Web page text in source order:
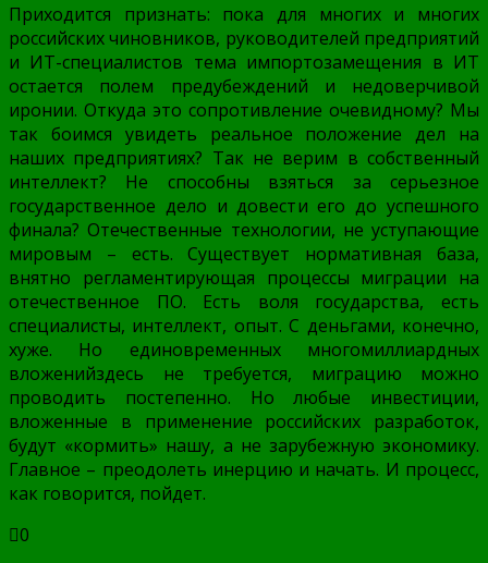
Приходится признать: пока для многих и многих
российских чиновников, руководителей предприятий
и ИТ-специалистов тема импортозамещения в ИТ
остается полем предубеждений и недоверчивой
иронии. Откуда это сопротивление очевидному? Мы
так боимся увидеть реальное положение дел на
наших предприятиях? Так не верим в собственный
интеллект? Не способны взяться за серьезное
государственное дело и довести его до успешного
финала? Отечественные технологии, не уступающие
мировым – есть. Существует нормативная база,
внятно регламентирующая процессы миграции на
отечественное ПО. Есть воля государства, есть
специалисты, интеллект, опыт. С деньгами, конечно,
хуже. Но единовременных многомиллиардных
вложенийздесь не требуется, миграцию можно
проводить постепенно. Но любые инвестиции,
вложенные в применение российских разработок,
будут «кормить» нашу, а не зарубежную экономику.
Главное – преодолеть инерцию и начать. И процесс,
как говорится, пойдет.
0